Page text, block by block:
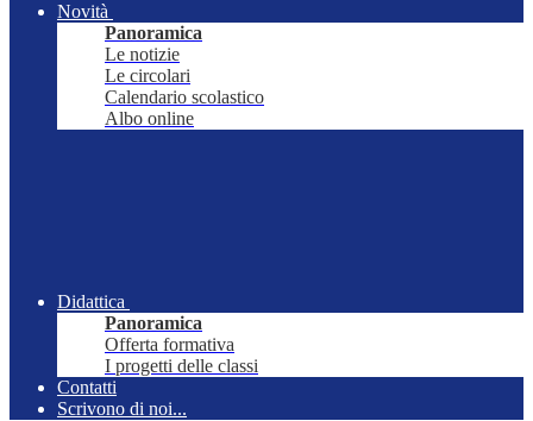
Novità
Panoramica
Le notizie
Le circolari
Calendario scolastico
Albo online
Didattica
Panoramica
Offerta formativa
I progetti delle classi
Contatti
Scrivono di noi...